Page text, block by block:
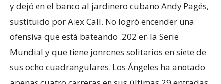
y dejó en el banco al jardinero cubano Andy Pagés,
sustituido por Alex Call. No logró encender una
ofensiva que está bateando .202 en la Serie
Mundial y que tiene jonrones solitarios en siete de
sus ocho cuadrangulares. Los Ángeles ha anotado